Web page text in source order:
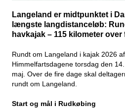
Langeland er midtpunktet i
længste langdistanceløb:
havkajak – 115 kilometer over
Rundt om Langeland i kajak 2026
Himmelfartsdagene torsdag den
maj. Over de fire dage skal
rundt om Langeland.
Start og mål i Rudkøbing